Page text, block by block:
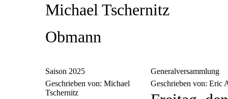
Michael Tschernitz
Obmann
Saison 2025
Geschrieben von: Michael
Tschernitz
Generalversammlung
Geschrieben von: Eric